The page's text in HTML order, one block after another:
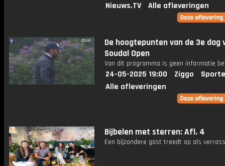
Nieuws.TV
Alle afleveringen
De hoogtepunten van de 3e dag
Soudal Open
Van dit programma is geen informatie
24-05-2025 19:00 Ziggo
Alle afleveringen
Bijbelen met sterren: Afl. 4
Een bijzondere gast treedt op als